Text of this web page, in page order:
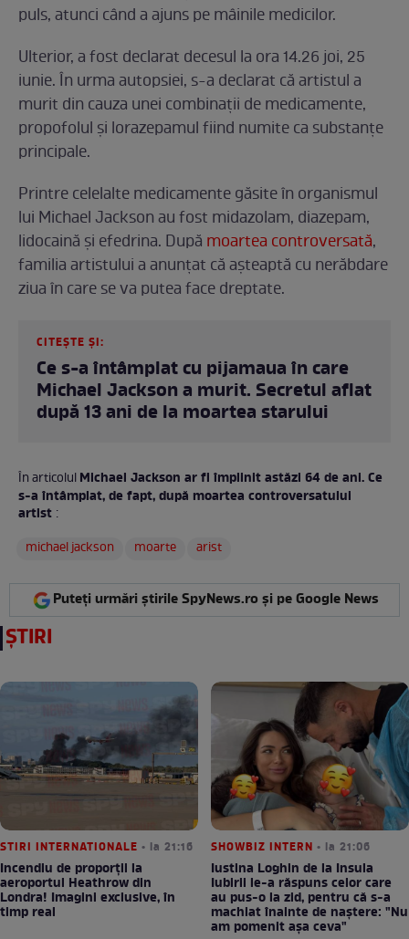
puls, atunci când a ajuns pe mâinile medicilor.
Ulterior, a fost declarat decesul la ora 14.26 joi, 25
iunie. În urma autopsiei, s-a declarat că artistul a
murit din cauza unei combinații de medicamente,
propofolul și lorazepamul fiind numite ca substanțe
principale.
Printre celelalte medicamente găsite în organismul
lui Michael Jackson au fost midazolam, diazepam,
lidocaină și efedrina. După moartea controversată,
familia artistului a anunțat că așteaptă cu nerăbdare
ziua în care se va putea face dreptate.
CITEȘTE ȘI:
Ce s-a întâmplat cu pijamaua în care
Michael Jackson a murit. Secretul aflat
după 13 ani de la moartea starului
În articolulMichael Jackson ar fi împlinit astăzi 64 de ani. Ce
s-a întâmplat, de fapt, după moartea controversatului
artist :
michael jackson
moarte arist
Puteți urmări știrile SpyNews.ro și pe Google News
ȘTIRI
STIRI INTERNATIONALE • la 21:16
Incendiu de proporții la
aeroportul Heathrow din
Londra! Imagini exclusive, în
timp real
SHOWBIZ INTERN • la 21:06
Iustina Loghin de la Insula
Iubirii le-a răspuns celor care
au pus-o la zid, pentru că s-a
machiat înainte de naștere: "Nu
am pomenit așa ceva"